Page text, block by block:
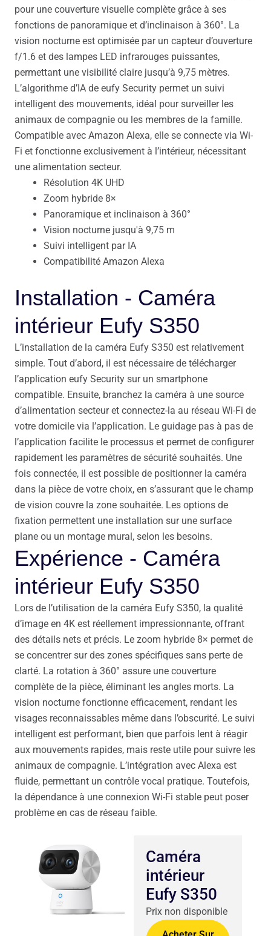
pour une couverture visuelle complète grâce à ses
fonctions de panoramique et d’inclinaison à 360°. La
vision nocturne est optimisée par un capteur d’ouverture
f/1.6 et des lampes LED infrarouges puissantes,
permettant une visibilité claire jusqu’à 9,75 mètres.
L’algorithme d’IA de eufy Security permet un suivi
intelligent des mouvements, idéal pour surveiller les
animaux de compagnie ou les membres de la famille.
Compatible avec Amazon Alexa, elle se connecte via Wi-
Fi et fonctionne exclusivement à l’intérieur, nécessitant
une alimentation secteur.
Résolution 4K UHD
Zoom hybride 8×
Panoramique et inclinaison à 360°
Vision nocturne jusqu'à 9,75 m
Suivi intelligent par IA
Compatibilité Amazon Alexa
Installation - Caméra
intérieur Eufy S350
L’installation de la caméra Eufy S350 est relativement
simple. Tout d’abord, il est nécessaire de télécharger
l’application eufy Security sur un smartphone
compatible. Ensuite, branchez la caméra à une source
d’alimentation secteur et connectez-la au réseau Wi-Fi de
votre domicile via l’application. Le guidage pas à pas de
l’application facilite le processus et permet de configurer
rapidement les paramètres de sécurité souhaités. Une
fois connectée, il est possible de positionner la caméra
dans la pièce de votre choix, en s’assurant que le champ
de vision couvre la zone souhaitée. Les options de
fixation permettent une installation sur une surface
plane ou un montage mural, selon les besoins.
Expérience - Caméra
intérieur Eufy S350
Lors de l’utilisation de la caméra Eufy S350, la qualité
d’image en 4K est réellement impressionnante, offrant
des détails nets et précis. Le zoom hybride 8× permet de
se concentrer sur des zones spécifiques sans perte de
clarté. La rotation à 360° assure une couverture
complète de la pièce, éliminant les angles morts. La
vision nocturne fonctionne efficacement, rendant les
visages reconnaissables même dans l’obscurité. Le suivi
intelligent est performant, bien que parfois lent à réagir
aux mouvements rapides, mais reste utile pour suivre les
animaux de compagnie. L’intégration avec Alexa est
fluide, permettant un contrôle vocal pratique. Toutefois,
la dépendance à une connexion Wi-Fi stable peut poser
problème en cas de réseau faible.
Caméra
intérieur
Eufy S350
Prix non disponible